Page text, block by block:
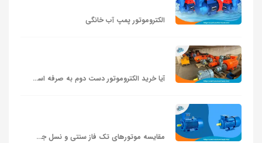
الکتروموتور پمپ آب خانگی
آیا خرید الکتروموتور دست دوم به صرفه است؟
مقایسه موتورهای تک‌ فاز سنتی و نسل جدید